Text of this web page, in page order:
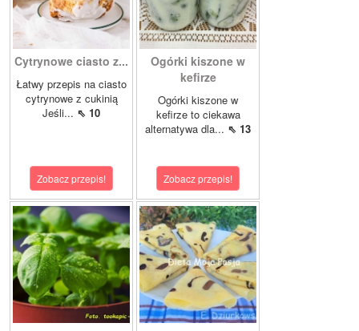
Cytrynowe ciasto z...
Łatwy przepis na ciasto
cytrynowe z cukinią
Jeśli... ⇖ 10
Zobacz przepis!
Ogórki kiszone w
kefirze
Ogórki kiszone w
kefirze to ciekawa
alternatywa dla... ⇖ 13
Zobacz przepis!